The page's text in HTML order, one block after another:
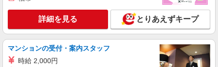
ィブ支給(規定有) ★月2回払い・週払い可能（規程
有）★ ゜・。○。・゜+゜・。○。・゜+゜
キープ 詳細を見る
株式会社シエロ
詳細を見る とりあえずキープ
マンションの受付・案内スタッフ
時給 2,000円